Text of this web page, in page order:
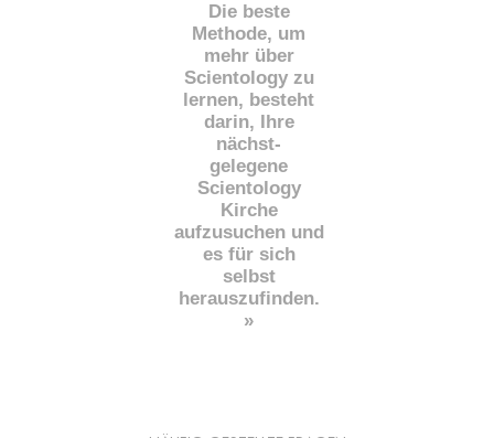
Die beste
Methode, um
mehr über
Scientology zu
lernen, besteht
darin, Ihre
nächst-
gelegene
Scientology
Kirche
aufzusuchen und
es für sich
selbst
herauszufinden.
»